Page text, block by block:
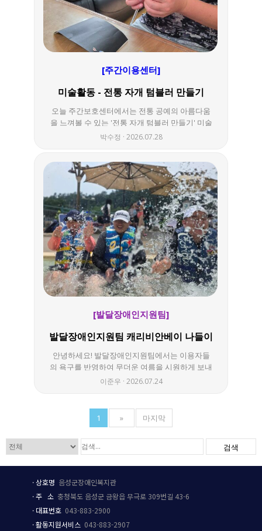
[주간이용센터]
미술활동 - 전통 자개 텀블러 만들기
오늘 주간보호센터에서는 전통 공예의 아름다움
을 느껴볼 수 있는 '전통 자개 텀블러 만들기' 미술
활동을 진행했습니다. 다양한 모양의 자개 스티커
이는 자개 무늬를 살펴보고 직접 배치하는 과정에
서 집중력과 소근육을 자연스럽게 사용할 수 있었
습니다. 텀블러를 꾸민 후에는 그림도 그려보며
각자의 개성을 더욱 표현했고, 완성된 텀블러에
직접 물을 따라 마셔보며 미술활동을 마무리하였
습니다. 앞으로도 다양한 활동을 통해 즐겁게 참
여하고 자신만의 작품을 표현하고 만들어 갈 수
있도록 주간보호센터가 함께 하겠습니다.
박수정 2026.07.28
[발달장애인지원팀]
발달장애인지원팀 캐리비안베이 나들이
안녕하세요! 발달장애인지원팀에서는 이용자들
의 욕구를 반영하여 무더운 여름을 시원하게 보내
기 위해 캐리비안베이를 다녀왔습니다. 신나는 물
을 오가며 마음껏 물놀이를 즐기며 즐거운 추억을
만들었습니다. 처음에는 물이 무서워 망설이던 이
용자분들도 용기를 내어 함께 물 속으로 들어가
닐까요??! 시원한 물놀이와 함께 웃음이 가득했던
하루! 다음에도 즐겁고 다양한 활동으로 소중한
추억을 만들겠습니다!
이준우 2026.07.24
1 » 마지막
검색
·상호명 음성군장애인복지관
·주 소 충청북도 음성군 금왕읍 무극로 309번길 43-6
· 대표번호 043-883-2900
·활동지원서비스 043-883-2907